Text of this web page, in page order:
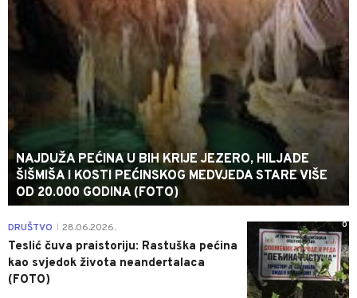
NAJDUŽA PEĆINA U BIH KRIJE JEZERO, HILJADE
ŠIŠMIŠA I KOSTI PEĆINSKOG MEDVJEDA STARE VIŠE
OD 20.000 GODINA (FOTO)
0
DRUŠTVO 28.06.2026.
Teslić čuva praistoriju: Rastuška pećina
kao svjedok života neandertalaca
(FOTO)